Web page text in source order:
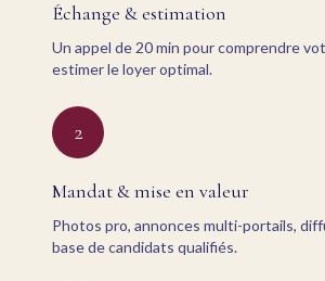
Échange & estimation
Un appel de 20 min pour comprendre
estimer le loyer optimal.
2
Mandat & mise en valeur
Photos pro, annonces multi-portails,
base de candidats qualifiés.